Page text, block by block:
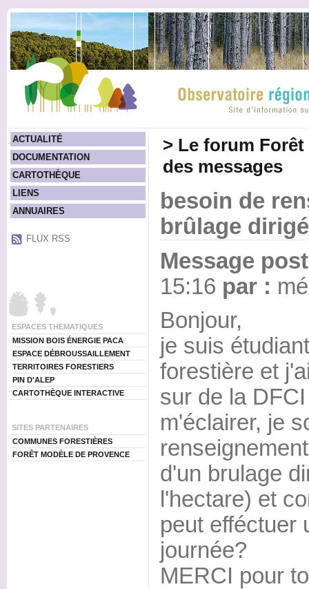
ACTUALITÉ
DOCUMENTATION
CARTOTHÈQUE
LIENS
ANNUAIRES
FLUX RSS
ESPACES THEMATIQUES
MISSION BOIS ÉNERGIE PACA
ESPACE DÉBROUSSAILLEMENT
TERRITOIRES FORESTIERS
PIN D'ALEP
CARTOTHÈQUE INTERACTIVE
SITES PARTENAIRES
COMMUNES FORESTIÈRES
FORÊT MODÈLE DE PROVENCE
> Le forum
des messages
besoin de
brûlage dirigé
Message
15:16 par :
Bonjour,
je suis
forestière et
sur de la
m'éclairer, je
d'un brulage
l'hectare) et
peut efféctuer
journée?
MERCI pour